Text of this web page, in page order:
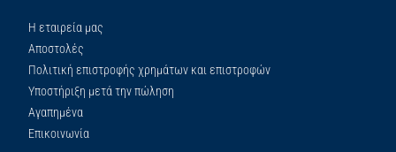
Η εταιρεία μας
Αποστολές
Πολιτική επιστροφής χρημάτων και επιστροφών
Υποστήριξη μετά την πώληση
Αγαπημένα
Επικοινωνία